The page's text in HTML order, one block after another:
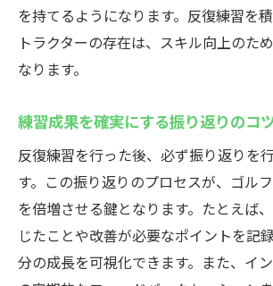
を持てるようになります。反復練習を
トラクターの存在は、スキル向上のた
なります。
練習成果を確実にする振り返りのコ
反復練習を行った後、必ず振り返りを
す。この振り返りのプロセスが、ゴル
を倍増させる鍵となります。たとえば
じたことや改善が必要なポイントを記
分の成長を可視化できます。また、イ